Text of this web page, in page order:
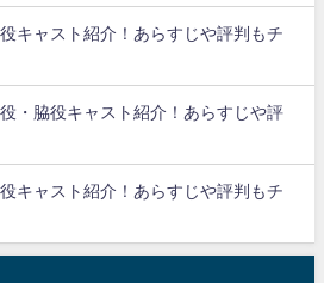
キャスト紹介！あらすじや評判もチ
・脇役キャスト紹介！あらすじや評
キャスト紹介！あらすじや評判もチ